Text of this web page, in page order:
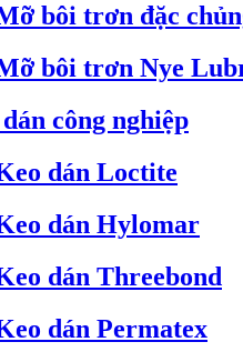
bôi trơn đặc
bôi trơn Nye
công nghiệp
dán Loctite
dán Hylomar
dán Threebond
dán Permatex